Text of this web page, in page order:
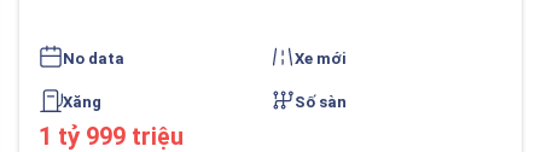
No data Xe mới
Xăng Số sàn
1 tỷ 999 triệu